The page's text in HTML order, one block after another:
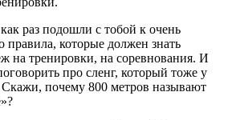
раз подошли с тобой к очень
правила, которые должен знать
на тренировки, на соревнования. И
про сленг, который тоже у
Скажи, почему 800 метров называют